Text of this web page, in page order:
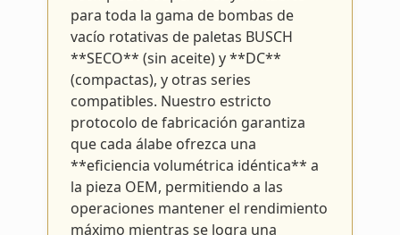
para toda la gama de bombas de
vacío rotativas de paletas BUSCH
**SECO** (sin aceite) y **DC**
(compactas), y otras series
compatibles. Nuestro estricto
protocolo de fabricación garantiza
que cada álabe ofrezca una
**eficiencia volumétrica idéntica** a
la pieza OEM, permitiendo a las
operaciones mantener el rendimiento
máximo mientras se logra una